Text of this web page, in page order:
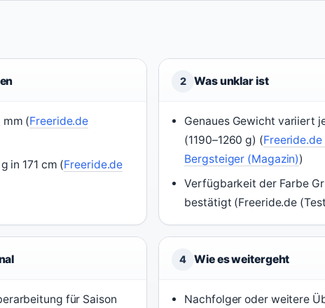
mm (Freeride.de
in 171 cm (Freeride.de
2 Was unklar ist
Genaues Gewicht variiert
(1190–1260 g) (
Bergsteiger (Magazin))
Verfügbarkeit der Farbe
bestätigt (Freeride.de
für Saison
4 Wie es weitergeht
Nachfolger oder weitere